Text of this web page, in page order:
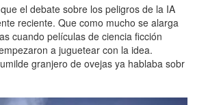
el debate sobre los peligros de la IA
reciente. Que como mucho se alarga
cuando películas de ciencia ficción
a juguetear con la idea.
granjero de ovejas ya hablaba sobr